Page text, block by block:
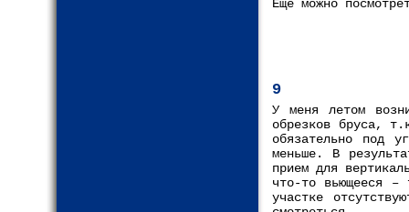
Еще можно
9
У меня летом
обрезков бруса,
обязательно под
меньше. В
прием для
что-то вьющееся –
участке